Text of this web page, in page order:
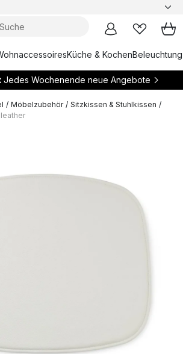
Küche & KochenBeleuchtung
Jedes Wochenende neue Angebote
/ Möbelzubehör / Sitzkissen & Stuhlkissen /